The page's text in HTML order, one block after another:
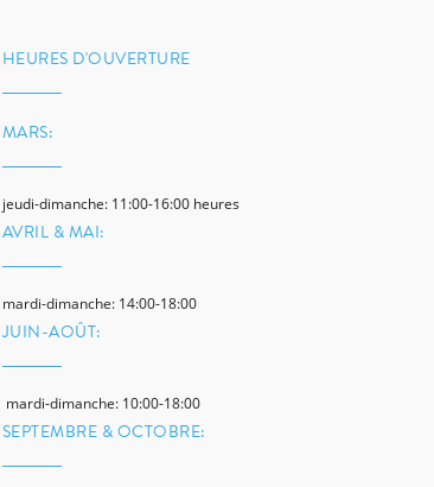
HEURES D'OUVERTURE
MARS:
jeudi-dimanche: 11:00-16:00 heures
AVRIL & MAI:
mardi-dimanche: 14:00-18:00
JUIN-AOÛT:
mardi-dimanche: 10:00-18:00
SEPTEMBRE & OCTOBRE: